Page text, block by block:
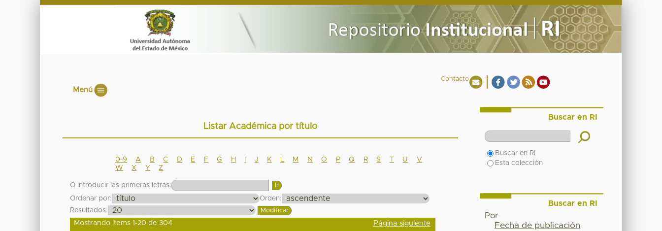
Contacto
Menú
Listar Académica por título
0-9 A B C D E F G H J K M N O P Q R S T U
V
W
X Y Z
O introducir las primeras letras:
Ordenar por:
Orden:
Resultados:
Mostrando ítems 1-20 de 304
Página siguiente
Buscar en RI
Buscar en RI
Esta colección
Buscar en RI
Por
Fecha de publicación